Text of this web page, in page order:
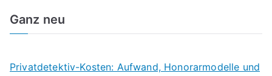
Ganz neu
Privatdetektiv-Kosten: Aufwand, Honorarmodelle und